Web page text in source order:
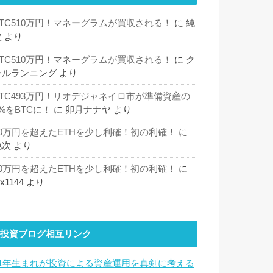
万円！マネーグラムが買収される！ に 純
より
万円！マネーグラムが買収される！ に ク
ルランニング より
万円！リオデジャネイロ市が準備資産の
をBTCに！
に 卯月ナナヤ より
万円を超えたETHを少し利確！初の利確！
に
より
万円を超えたETHを少し利確！初の利確！
に
より
投資ブログ相互リンク
年生まれが投資による資産運用を真剣に考える